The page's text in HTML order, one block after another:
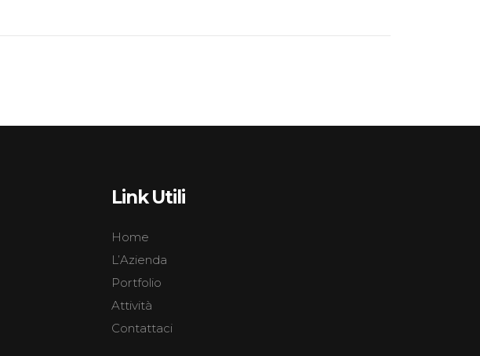
Link Utili
Home
L’Azienda
Portfolio
Attività
Contattaci